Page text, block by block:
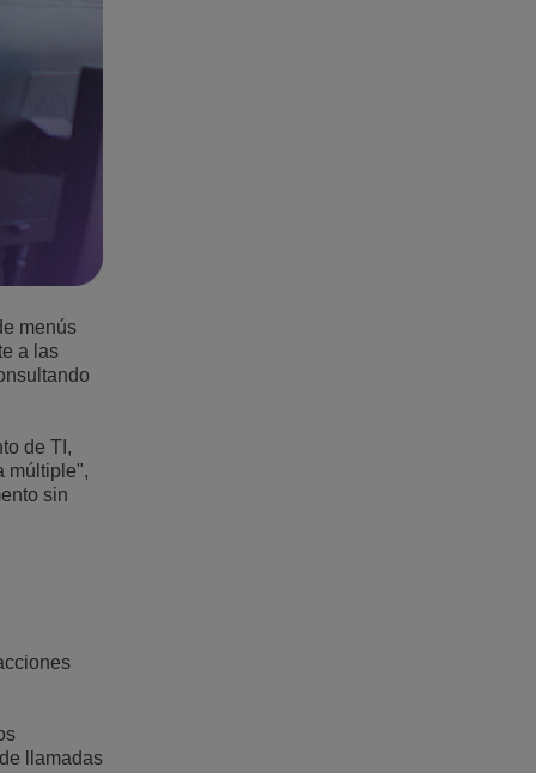
menús
a las
de TI,
múltiple",
sin
llamadas